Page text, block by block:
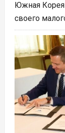
Южная Корея
своего